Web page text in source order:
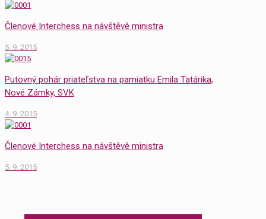
Členové Interchess na návštěvě ministra
5. 9. 2015
Putovný pohár priateľstva na pamiatku Emila Tatárika,
Nové Zámky, SVK
4. 9. 2015
Členové Interchess na návštěvě ministra
5. 9. 2015